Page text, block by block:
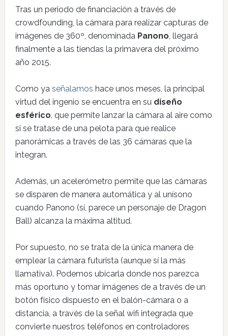
Tras un periodo de financiación a través de
crowdfounding, la cámara para realizar capturas de
imágenes de 360º, denominada Panono, llegará
finalmente a las tiendas la primavera del próximo
año 2015.
Como ya señalamos hace unos meses, la principal
virtud del ingenio se encuentra en su diseño
esférico, que permite lanzar la cámara al aire como
si se tratase de una pelota para que realice
panorámicas a través de las 36 cámaras que la
integran.
Además, un acelerómetro permite que las cámaras
se disparen de manera automática y al unísono
cuando Panono (sí, parece un personaje de Dragon
Ball) alcanza la máxima altitud.
Por supuesto, no se trata de la única manera de
emplear la cámara futurista (aunque sí la más
llamativa). Podemos ubicarla donde nos parezca
más oportuno y tomar imágenes de a través de un
botón físico dispuesto en el balón-cámara o a
distancia, a través de la señal wifi integrada que
convierte nuestros teléfonos en controladores